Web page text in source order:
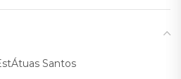
Santos